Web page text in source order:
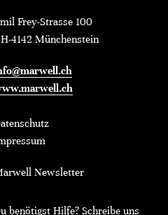
Frey-Strasse 100
4142 Münchenstein
Newsletter
benötigst Hilfe? Schreibe uns